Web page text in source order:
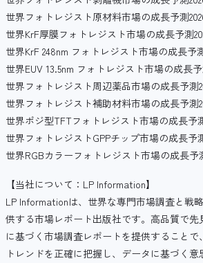
世界フォトレジスト原材料市場の成長予測
世界KrF厚膜フォトレジスト市場の成長予測
世界KrF 248nm フォトレジスト市場の成長予
世界EUV 13.5nm フォトレジスト市場の成長予
世界フォトレジスト周辺薬品市場の成長予測
世界フォトレジスト補助材料市場の成長予測
世界ポジ型TFTフォトレジスト市場の成長予
世界フォトレジストGPPチップ市場の成長予
世界RGBカラーフォトレジスト市場の成長予
【当社について：LP Information】
LP Informationは、世界な専門市場調査と戦
供する市場レポート出版社です。高品質で
に基づく市場調査レポートを提供すること
トレンドを正確に把握し、データに基づく